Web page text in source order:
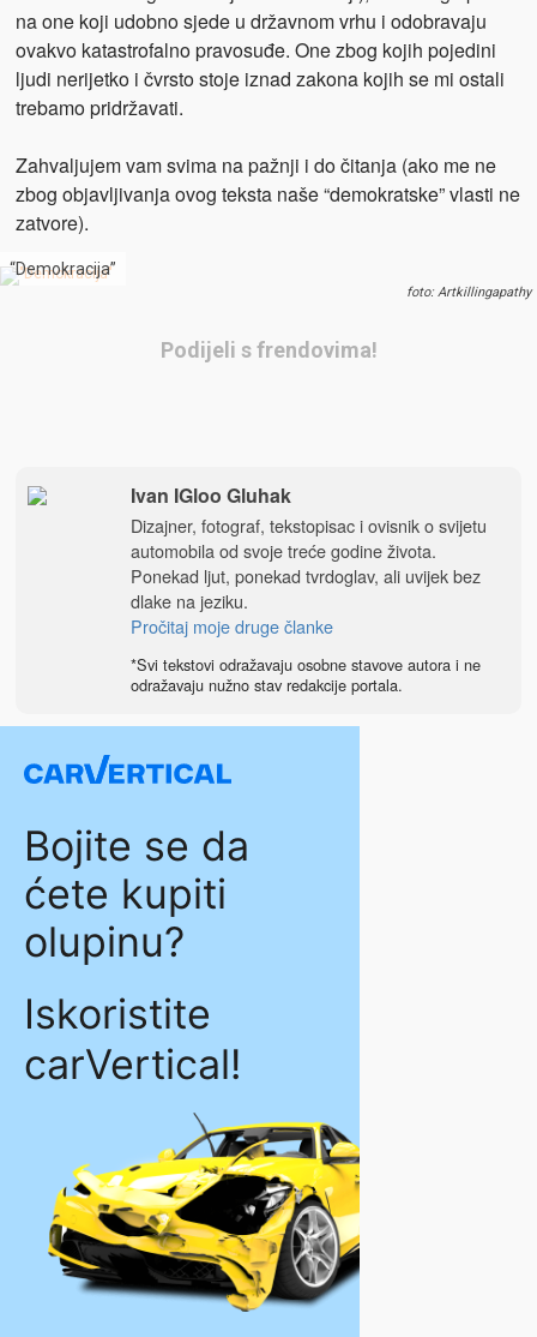
na one koji udobno sjede u državnom vrhu i odobravaju
ovakvo katastrofalno pravosuđe. One zbog kojih pojedini
ljudi nerijetko i čvrsto stoje iznad zakona kojih se mi ostali
trebamo pridržavati.
Zahvaljujem vam svima na pažnji i do čitanja (ako me ne
zbog objavljivanja ovog teksta naše “demokratske” vlasti ne
zatvore).
“Demokracija”
foto: Artkillingapathy
Podijeli s frendovima!
Ivan IGloo Gluhak
Dizajner, fotograf, tekstopisac i ovisnik o svijetu
automobila od svoje treće godine života.
Ponekad ljut, ponekad tvrdoglav, ali uvijek bez
dlake na jeziku.
Pročitaj moje druge članke
*Svi tekstovi odražavaju osobne stavove autora i ne
odražavaju nužno stav redakcije portala.